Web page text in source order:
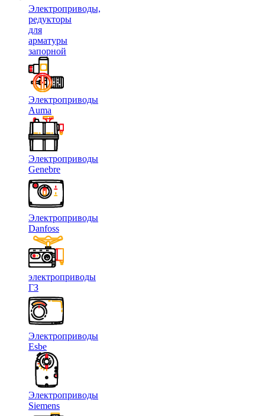
Электроприводы,
редукторы
для
арматуры
запорной
Электроприводы
Auma
Электроприводы
Genebre
Электроприводы
Danfoss
электроприводы
ГЗ
Электроприводы
Esbe
Электроприводы
Siemens